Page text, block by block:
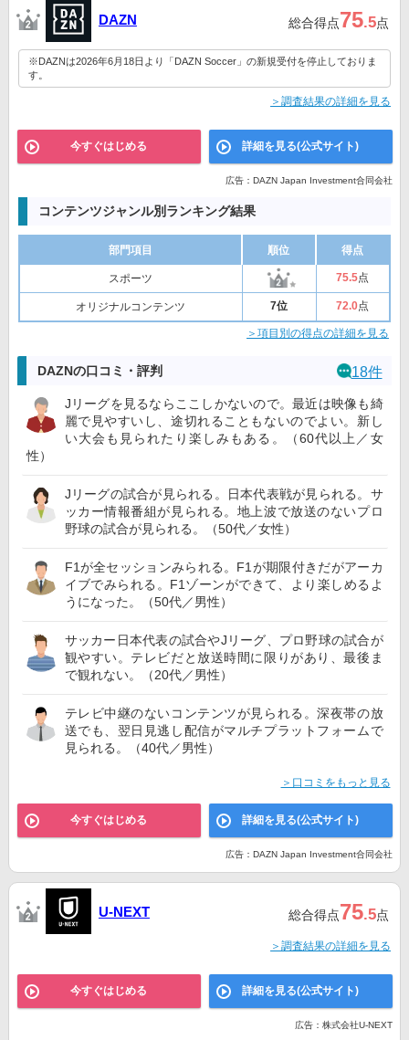
DAZN 総合得点75.5点
※DAZNは2026年6月18日より「DAZN Soccer」の新規受付を停止しておりま
す。
＞調査結果の詳細を見る
今すぐはじめる 詳細を見る(公式サイト)
広告：DAZN Japan Investment合同会社
コンテンツジャンル別ランキング結果
部門項目 順位 得点
スポーツ 75.5点
オリジナルコンテンツ 7位 72.0点
＞項目別の得点の詳細を見る
DAZNの口コミ・評判 18件
Jリーグを見るならここしかないので。最近は映像も綺
麗で見やすいし、途切れることもないのでよい。新し
い大会も見られたり楽しみもある。（60代以上／女
性）
Jリーグの試合が見られる。日本代表戦が見られる。サ
ッカー情報番組が見られる。地上波で放送のないプロ
野球の試合が見られる。（50代／女性）
F1が全セッションみられる。F1が期限付きだがアーカ
イブでみられる。F1ゾーンができて、より楽しめるよ
うになった。（50代／男性）
サッカー日本代表の試合やJリーグ、プロ野球の試合が
観やすい。テレビだと放送時間に限りがあり、最後ま
で観れない。（20代／男性）
テレビ中継のないコンテンツが見られる。深夜帯の放
送でも、翌日見逃し配信がマルチプラットフォームで
見られる。（40代／男性）
＞口コミをもっと見る
今すぐはじめる 詳細を見る(公式サイト)
広告：DAZN Japan Investment合同会社
U-NEXT 総合得点75.5点
＞調査結果の詳細を見る
今すぐはじめる 詳細を見る(公式サイト)
広告：株式会社U-NEXT